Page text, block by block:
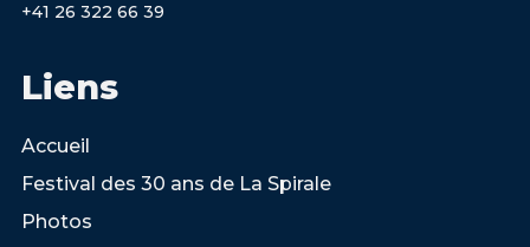
+41 26 322 66 39
Liens
Accueil
Festival des 30 ans de La Spirale
Photos